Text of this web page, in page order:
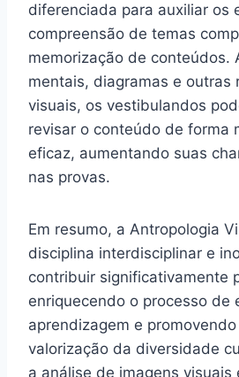
diferenciada para auxiliar os
compreensão de temas
memorização de conteúdos.
mentais, diagramas e outras
visuais, os vestibulandos
revisar o conteúdo de forma
eficaz, aumentando suas
nas provas.
Em resumo, a Antropologia
disciplina interdisciplinar e
contribuir significativamente
enriquecendo o processo de
aprendizagem e
valorização da diversidade
a análise de imagens visuais